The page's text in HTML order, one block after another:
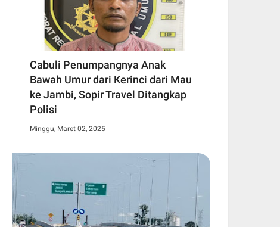
Cabuli Penumpangnya Anak
Bawah Umur dari Kerinci dari Mau
ke Jambi, Sopir Travel Ditangkap
Polisi
Minggu, Maret 02, 2025